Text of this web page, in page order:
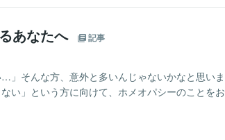
あなたへ 記事
」そんな方、意外と多いんじゃないかなと思いま
い」という方に向けて、ホメオパシーのことをお